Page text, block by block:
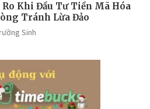
Khi Đầu Tư Tiền Mã Hóa
Tránh Lừa Đảo
Sinh